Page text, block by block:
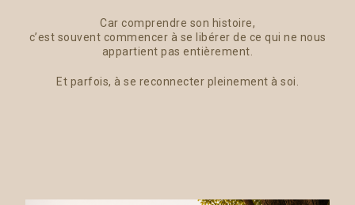
Car comprendre son histoire,
c’est souvent commencer à se libérer de ce qui ne nous
appartient pas entièrement.
Et parfois, à se reconnecter pleinement à soi.